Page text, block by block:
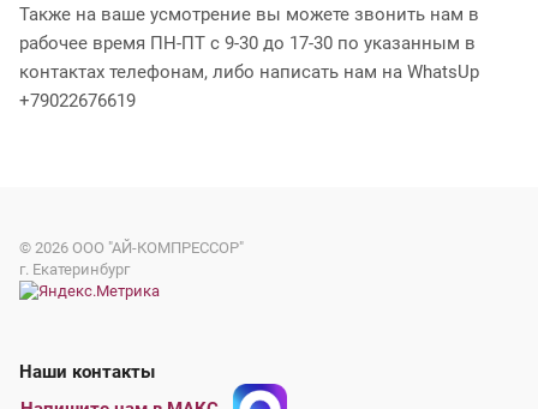
Также на ваше усмотрение вы можете звонить нам в
рабочее время ПН-ПТ с 9-30 до 17-30 по указанным в
контактах телефонам, либо написать нам на WhatsUp
+79022676619
© 2026 ООО "АЙ-КОМПРЕССОР"
г. Екатеринбург
Наши контакты